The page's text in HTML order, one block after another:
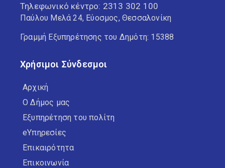
Τηλεφωνικό κέντρο: 2313 302 100
Παύλου Μελά 24, Εύοσμος, Θεσσαλονίκη
Γραμμή Εξυπηρέτησης του Δημότη: 15388
Χρήσιμοι Σύνδεσμοι
Αρχική
Ο Δήμος μας
Εξυπηρέτηση του πολίτη
eΥπηρεσίες
Επικαιρότητα
Επικοινωνία